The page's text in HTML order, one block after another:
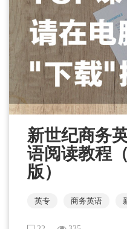
新世纪商务
语阅读教程
版）
英专 商务英语